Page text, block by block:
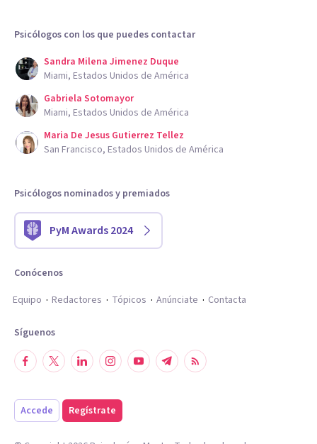
Psicólogos con los que puedes contactar
Sandra Milena Jimenez Duque
Miami, Estados Unidos de América
Gabriela Sotomayor
Miami, Estados Unidos de América
Maria De Jesus Gutierrez Tellez
San Francisco, Estados Unidos de América
Psicólogos nominados y premiados
PyM Awards 2024
Conócenos
Equipo
Redactores Tópicos Anúnciate Contacta
Síguenos
Accede Regístrate